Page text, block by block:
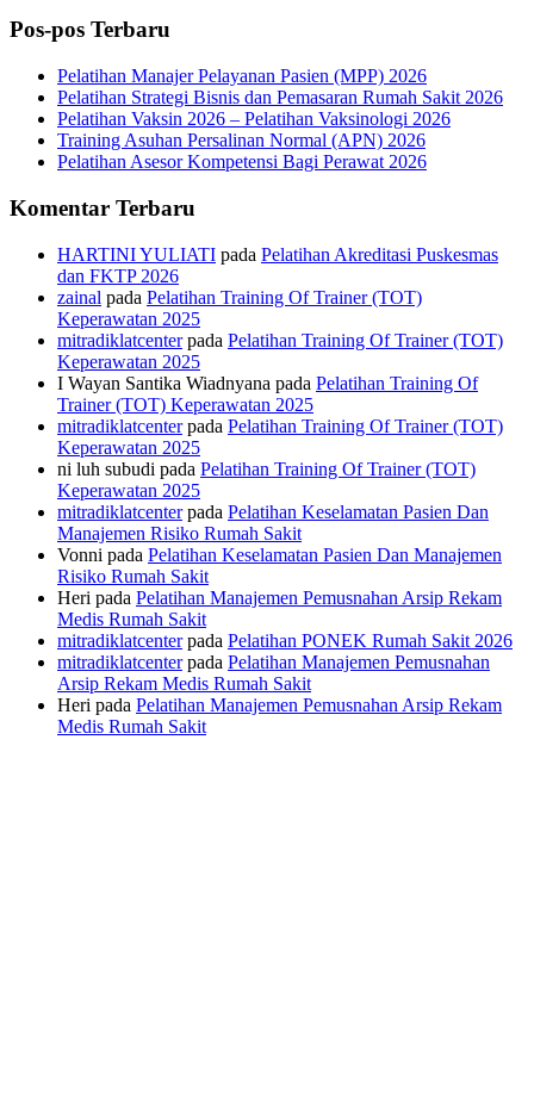
Pos-pos Terbaru
Pelatihan Manajer Pelayanan Pasien (MPP) 2026
Pelatihan Strategi Bisnis dan Pemasaran Rumah Sakit 2026
Pelatihan Vaksin 2026 – Pelatihan Vaksinologi 2026
Training Asuhan Persalinan Normal (APN) 2026
Pelatihan Asesor Kompetensi Bagi Perawat 2026
Komentar Terbaru
HARTINI YULIATI pada Pelatihan Akreditasi Puskesmas
dan FKTP 2026
zainal pada Pelatihan Training Of Trainer (TOT)
Keperawatan 2025
mitradiklatcenterpada Pelatihan Training Of Trainer (TOT)
Keperawatan 2025
I Wayan Santika Wiadnyana pada Pelatihan Training Of
Trainer (TOT) Keperawatan 2025
mitradiklatcenterpada Pelatihan Training Of Trainer (TOT)
Keperawatan 2025
ni luh subudi pada Pelatihan Training Of Trainer (TOT)
Keperawatan 2025
mitradiklatcenterpada Pelatihan Keselamatan Pasien Dan
Manajemen Risiko Rumah Sakit
Vonni pada Pelatihan Keselamatan Pasien Dan Manajemen
Risiko Rumah Sakit
Heri pada Pelatihan Manajemen Pemusnahan Arsip Rekam
Medis Rumah Sakit
mitradiklatcenterpada Pelatihan PONEK Rumah Sakit 2026
mitradiklatcenterpada Pelatihan Manajemen Pemusnahan
Arsip Rekam Medis Rumah Sakit
Heri pada Pelatihan Manajemen Pemusnahan Arsip Rekam
Medis Rumah Sakit